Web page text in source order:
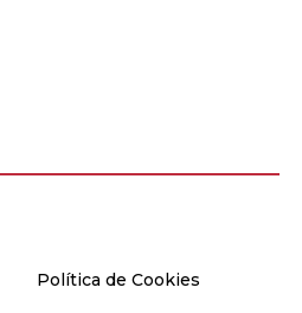
Política de Cookies